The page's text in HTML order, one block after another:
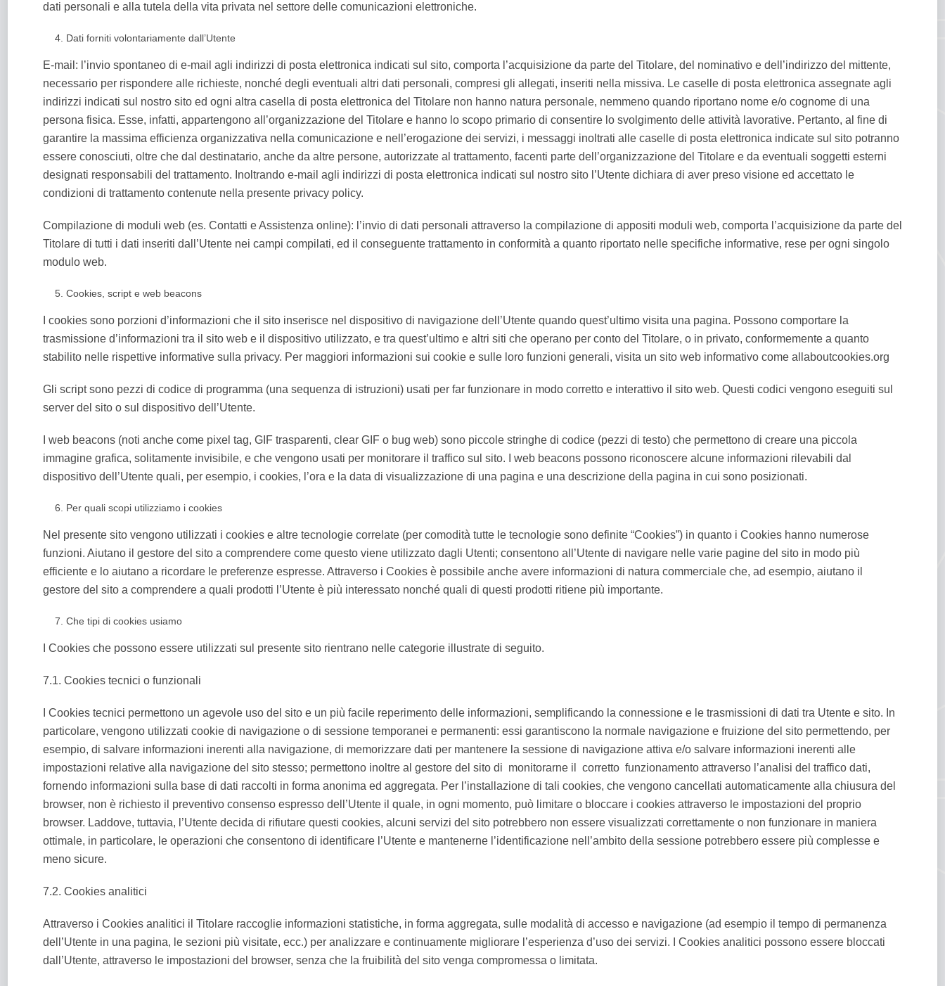
dati personali e alla tutela della vita privata nel settore delle comunicazioni elettroniche.
Dati forniti volontariamente dall’Utente
E-mail: l’invio spontaneo di e-mail agli indirizzi di posta elettronica indicati sul sito, comporta l’acquisizione da parte del Titolare, del nominativo e dell’indirizzo del mittente,
necessario per rispondere alle richieste, nonché degli eventuali altri dati personali, compresi gli allegati, inseriti nella missiva. Le caselle di posta elettronica assegnate agli
indirizzi indicati sul nostro sito ed ogni altra casella di posta elettronica del Titolare non hanno natura personale, nemmeno quando riportano nome e/o cognome di una
persona fisica. Esse, infatti, appartengono all’organizzazione del Titolare e hanno lo scopo primario di consentire lo svolgimento delle attività lavorative. Pertanto, al fine di
garantire la massima efficienza organizzativa nella comunicazione e nell’erogazione dei servizi, i messaggi inoltrati alle caselle di posta elettronica indicate sul sito potranno
essere conosciuti, oltre che dal destinatario, anche da altre persone, autorizzate al trattamento, facenti parte dell’organizzazione del Titolare e da eventuali soggetti esterni
designati responsabili del trattamento. Inoltrando e-mail agli indirizzi di posta elettronica indicati sul nostro sito l’Utente dichiara di aver preso visione ed accettato le
condizioni di trattamento contenute nella presente privacy policy.
Compilazione di moduli web (es. Contatti e Assistenza online): l’invio di dati personali attraverso la compilazione di appositi moduli web, comporta l’acquisizione da parte del
Titolare di tutti i dati inseriti dall’Utente nei campi compilati, ed il conseguente trattamento in conformità a quanto riportato nelle specifiche informative, rese per ogni singolo
modulo web.
Cookies, script e web beacons
I cookies sono porzioni d’informazioni che il sito inserisce nel dispositivo di navigazione dell’Utente quando quest’ultimo visita una pagina. Possono comportare la
trasmissione d’informazioni tra il sito web e il dispositivo utilizzato, e tra quest’ultimo e altri siti che operano per conto del Titolare, o in privato, conformemente a quanto
stabilito nelle rispettive informative sulla privacy. Per maggiori informazioni sui cookie e sulle loro funzioni generali, visita un sito web informativo come allaboutcookies.org
Gli script sono pezzi di codice di programma (una sequenza di istruzioni) usati per far funzionare in modo corretto e interattivo il sito web. Questi codici vengono eseguiti sul
server del sito o sul dispositivo dell’Utente.
I web beacons (noti anche come pixel tag, GIF trasparenti, clear GIF o bug web) sono piccole stringhe di codice (pezzi di testo) che permettono di creare una piccola
immagine grafica, solitamente invisibile, e che vengono usati per monitorare il traffico sul sito. I web beacons possono riconoscere alcune informazioni rilevabili dal
dispositivo dell’Utente quali, per esempio, i cookies, l’ora e la data di visualizzazione di una pagina e una descrizione della pagina in cui sono posizionati.
Per quali scopi utilizziamo i cookies
Nel presente sito vengono utilizzati i cookies e altre tecnologie correlate (per comodità tutte le tecnologie sono definite “Cookies”) in quanto i Cookies hanno numerose
funzioni. Aiutano il gestore del sito a comprendere come questo viene utilizzato dagli Utenti; consentono all’Utente di navigare nelle varie pagine del sito in modo più
efficiente e lo aiutano a ricordare le preferenze espresse. Attraverso i Cookies è possibile anche avere informazioni di natura commerciale che, ad esempio, aiutano il
gestore del sito a comprendere a quali prodotti l’Utente è più interessato nonché quali di questi prodotti ritiene più importante.
Che tipi di cookies usiamo
I Cookies che possono essere utilizzati sul presente sito rientrano nelle categorie illustrate di seguito.
7.1. Cookies tecnici o funzionali
I Cookies tecnici permettono un agevole uso del sito e un più facile reperimento delle informazioni, semplificando la connessione e le trasmissioni di dati tra Utente e sito. In
particolare, vengono utilizzati cookie di navigazione o di sessione temporanei e permanenti: essi garantiscono la normale navigazione e fruizione del sito permettendo, per
esempio, di salvare informazioni inerenti alla navigazione, di memorizzare dati per mantenere la sessione di navigazione attiva e/o salvare informazioni inerenti alle
impostazioni relative alla navigazione del sito stesso; permettono inoltre al gestore del sito di monitorarne il corretto funzionamento attraverso l’analisi del traffico dati,
fornendo informazioni sulla base di dati raccolti in forma anonima ed aggregata. Per l’installazione di tali cookies, che vengono cancellati automaticamente alla chiusura del
browser, non è richiesto il preventivo consenso espresso dell’Utente il quale, in ogni momento, può limitare o bloccare i cookies attraverso le impostazioni del proprio
browser. Laddove, tuttavia, l’Utente decida di rifiutare questi cookies, alcuni servizi del sito potrebbero non essere visualizzati correttamente o non funzionare in maniera
ottimale, in particolare, le operazioni che consentono di identificare l’Utente e mantenerne l’identificazione nell’ambito della sessione potrebbero essere più complesse e
meno sicure.
7.2. Cookies analitici
Attraverso i Cookies analitici il Titolare raccoglie informazioni statistiche, in forma aggregata, sulle modalità di accesso e navigazione (ad esempio il tempo di permanenza
dell’Utente in una pagina, le sezioni più visitate, ecc.) per analizzare e continuamente migliorare l’esperienza d’uso dei servizi. I Cookies analitici possono essere bloccati
dall’Utente, attraverso le impostazioni del browser, senza che la fruibilità del sito venga compromessa o limitata.